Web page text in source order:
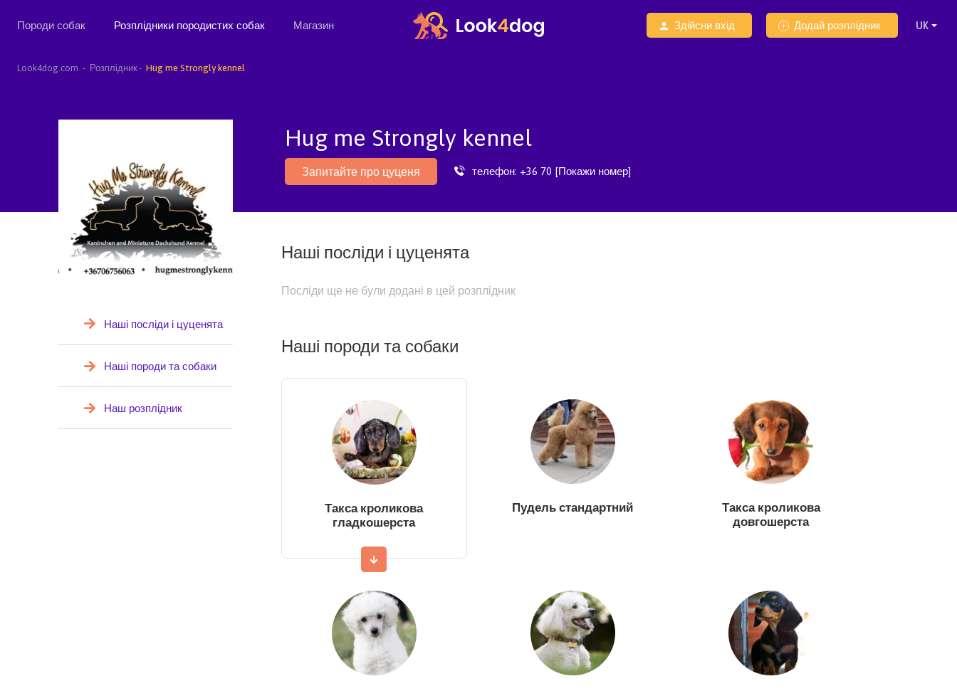
Породи собак Розплідники породистих собак Магазин Здійсни вхід Додай розплідник
Look4dog.com Розплідник Hug me Strongly kennel
Hug me Strongly kennel
Запитайте про цуценя телефон: +36 70 [Покажи номер]
Наші посліди і цуценята
Наші породи та собаки
Наш розплідник
Наші посліди і цуценята
Посліди ще не були додані в цей розплідник
Наші породи та собаки
Такса кроликова
гладкошерста
Пудель стандартний
Такса кроликова
довгошерста